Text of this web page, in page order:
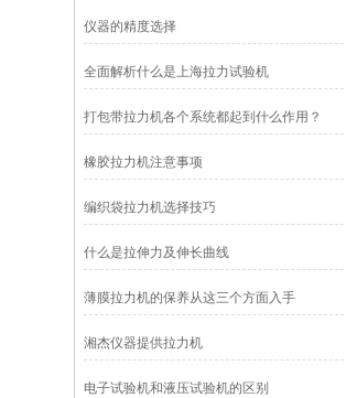
仪器的精度选择
全面解析什么是上海拉力试验机
打包带拉力机各个系统都起到什么作用？
橡胶拉力机注意事项
编织袋拉力机选择技巧
什么是拉伸力及伸长曲线
薄膜拉力机的保养从这三个方面入手
湘杰仪器提供拉力机
电子试验机和液压试验机的区别